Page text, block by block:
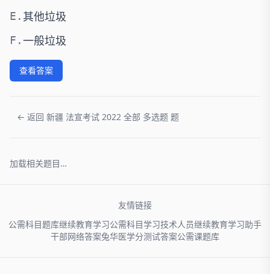
E. 其他垃圾
F.一般垃圾
查看答案
← 返回 新疆 法宣考试 2022 全部 多选题 题
加载相关题目…
友情链接
公需科目题库继续教育学习公需科目学习技术人员继续教育学习助手
干部网络答案兔华医学分测试答案公需课题库